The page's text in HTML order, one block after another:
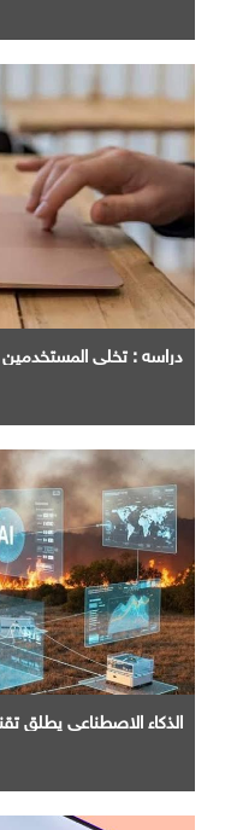
دراسه : تخلي
الذكاء الاصطناعي يطلق